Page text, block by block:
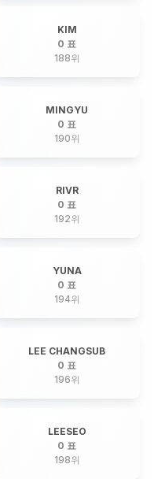
KIM
0 표
188위
MINGYU
0 표
190위
RIVR
0 표
192위
YUNA
0 표
194위
LEE CHANGSUB
0 표
196위
LEESEO
0 표
198위